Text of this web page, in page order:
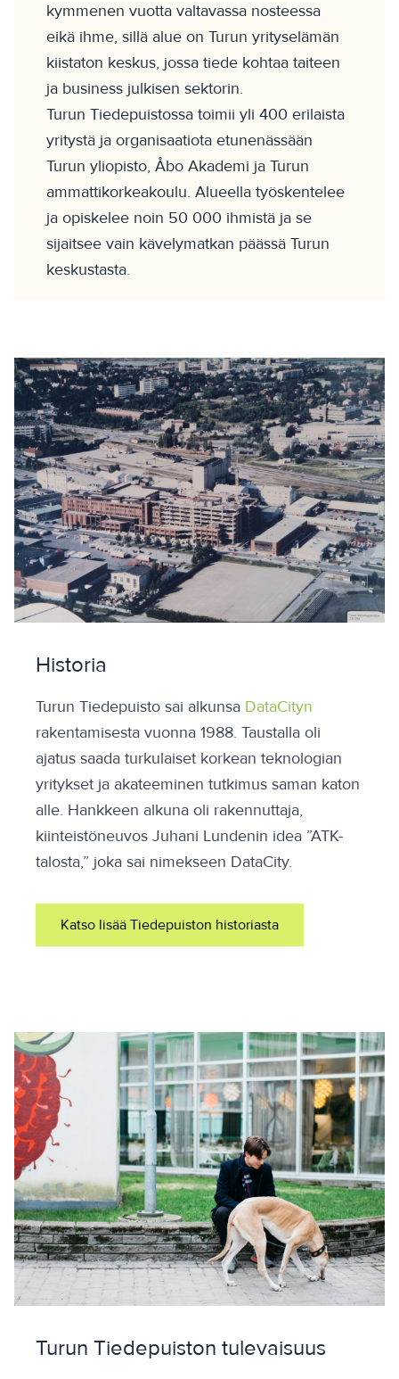
kymmenen vuotta valtavassa nosteessa
eikä ihme, sillä alue on Turun yrityselämän
kiistaton keskus, jossa tiede kohtaa taiteen
ja business julkisen sektorin.
Turun Tiedepuistossa toimii yli 400 erilaista
yritystä ja organisaatiota etunenässään
Turun yliopisto, Åbo Akademi ja Turun
ammattikorkeakoulu. Alueella työskentelee
ja opiskelee noin 50 000 ihmistä ja se
sijaitsee vain kävelymatkan päässä Turun
keskustasta.
Historia
Turun Tiedepuisto sai alkunsa DataCityn
rakentamisesta vuonna 1988. Taustalla oli
ajatus saada turkulaiset korkean teknologian
yritykset ja akateeminen tutkimus saman katon
alle. Hankkeen alkuna oli rakennuttaja,
kiinteistöneuvos Juhani Lundenin idea ”ATK-
talosta,” joka sai nimekseen DataCity.
Katso lisää Tiedepuiston historiasta
Turun Tiedepuiston tulevaisuus